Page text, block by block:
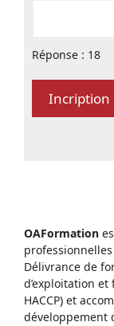
Réponse : 18
OAFormation
Délivrance de
d’exploitation
HACCP) et
développement